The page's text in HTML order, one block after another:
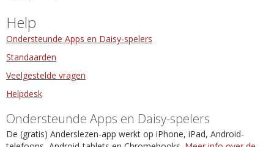
Help
Ondersteunde Apps en Daisy-spelers
Standaarden
Veelgestelde vragen
Helpdesk
Ondersteunde Apps en Daisy-spelers
De (gratis) Anderslezen-app werkt op iPhone, iPad, Android-